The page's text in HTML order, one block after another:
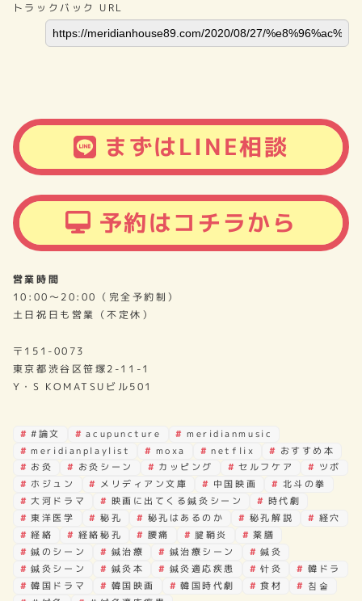
トラックバック URL
まずはLINE相談
予約はコチラから
営業時間
10:00～20:00（完全予約制）
土日祝日も営業（不定休）
〒151-0073
東京都渋谷区笹塚2-11-1
Y・S KOMATSUビル501
#論文 acupuncture
meridianmusic
meridianplaylist
moxa netflix
おすすめ本
お灸
お灸シーン カッピング セルフケア
ツボ
ホジュン
メリディアン文庫 中国映画
北斗の拳
大河ドラマ
映画に出てくる鍼灸シーン
時代劇
東洋医学
秘孔 秘孔はあるのか 秘孔解説
経穴
経絡
経絡秘孔 腰痛 腱鞘炎
薬膳
鍼のシーン
鍼治療 鍼治療シーン
鍼灸
鍼灸シーン
鍼灸本 鍼灸適応疾患 针灸
韓ドラ
韓国ドラマ
韓国映画 韓国時代劇 食材
침술